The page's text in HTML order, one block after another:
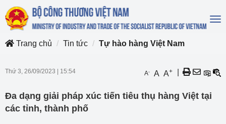
Trang chủ
Tin tức Tự hào hàng Việt Nam
Thứ 3, 26/09/2023 15:54 A- A A+
Đa dạng giải pháp xúc tiến tiêu thụ hàng Việt tại
các tỉnh, thành phố